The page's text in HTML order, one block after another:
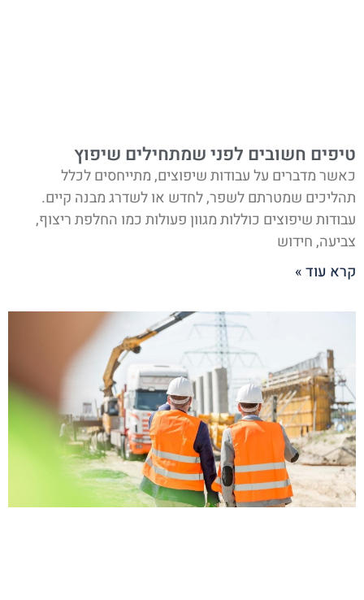
טיפים חשובים לפני שמתחילים שיפוץ
כאשר מדברים על עבודות שיפוצים, מתייחסים לכלל
תהליכים שמטרתם לשפר, לחדש או לשדרג מבנה קיים.
עבודות שיפוצים כוללות מגוון פעולות כמו החלפת ריצוף,
צביעה, חידוש
קרא עוד »